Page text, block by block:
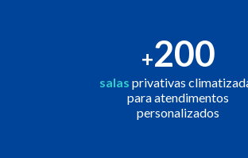
+200
salas privativas
para atendimentos
personalizados